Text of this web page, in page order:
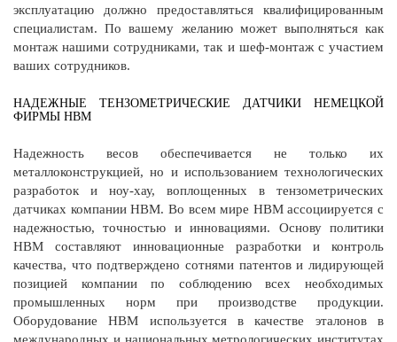
эксплуатацию должно предоставляться квалифицированным
специалистам. По вашему желанию может выполняться как
монтаж нашими сотрудниками, так и шеф-монтаж с участием
ваших сотрудников.
НАДЕЖНЫЕ ТЕНЗОМЕТРИЧЕСКИЕ ДАТЧИКИ НЕМЕЦКОЙ
ФИРМЫ НВМ
Надежность весов обеспечивается не только их
металлоконструкцией, но и использованием технологических
разработок и ноу-хау, воплощенных в тензометрических
датчиках компании HBM. Во всем мире HBM ассоциируется с
надежностью, точностью и инновациями. Основу политики
HBM составляют инновационные разработки и контроль
качества, что подтверждено сотнями патентов и лидирующей
позицией компании по соблюдению всех необходимых
промышленных норм при производстве продукции.
Оборудование HBM используется в качестве эталонов в